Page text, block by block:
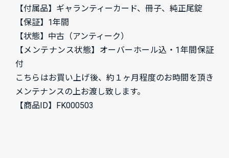
【付属品】 ギャランティーカード、冊子、純正尾錠
【保証】1年間
【状態】中古（アンティーク）
【メンテナンス状態】オーバーホール込・1年間保証
付
こちらはお買い上げ後、約１ヶ月程度のお時間を頂き
メンテナンスの上お渡し致します。
【商品ID】
FK000503